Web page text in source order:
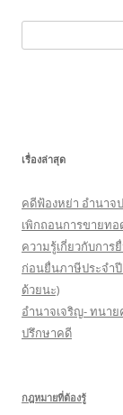
k
น
รั
:
เรื่องล่าสุด
คดีฟ้องหย่า อำนาจ
เพิกถอนการขายทอ
ความรู้เกี่ยวกับการ
ก่อนยื่นภาษีประจำ
ด้วยนะ)
อำนาจเจริญ- ทนา
ปรึกษาคดี
กฎหมายที่ต้องรู้